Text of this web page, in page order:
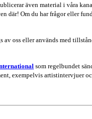
även material i våra
där! Om du har frågor eller
oss eller används med
som regelbundet
exempelvis artistintervjuer